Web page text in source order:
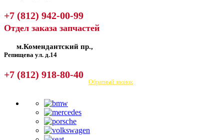
+7 (812) 942-00-99
Отдел заказа запчастей
м.Комендантский пр.,
Репищева ул. д.14
+7 (812) 918-80-40
Посмотреть на карте Обратный звонок